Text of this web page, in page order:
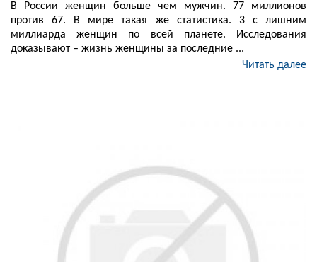
В России женщин больше чем мужчин. 77 миллионов
против 67. В мире такая же статистика. 3 с лишним
миллиарда женщин по всей планете. Исследования
доказывают – жизнь женщины за последние ...
Читать далее